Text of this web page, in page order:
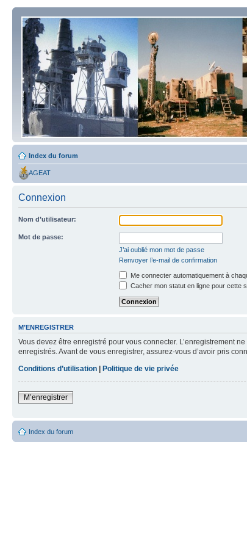
Index du forum
AGEAT
Connexion
Nom d’utilisateur:
Mot de passe:
J’ai oublié mon mot de passe
Renvoyer l’e-mail de confirmation
Me connecter automatiquement à
Cacher mon statut en ligne pour cette
M’ENREGISTRER
Vous devez être enregistré pour vous connecter. L’enregistrement
enregistrés. Avant de vous enregistrer, assurez-vous d’avoir pris
Conditions d’utilisation | Politique de vie privée
M’enregistrer
Index du forum